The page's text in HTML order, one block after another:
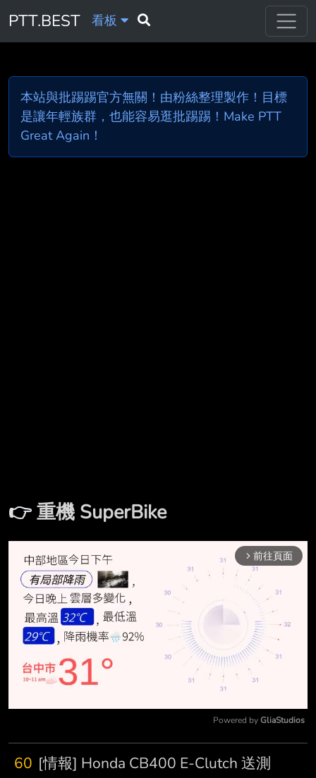
PTT.BEST 看板
本站與批踢踢官方無關！由粉絲整理製作！目標
是讓年輕族群，也能容易逛批踢踢！Make PTT
Great Again！
👉重機 SuperBike
arrow_forward_ios 前往頁面
Powered by GliaStudios
60 [情報] Honda CB400 E-Clutch 送測